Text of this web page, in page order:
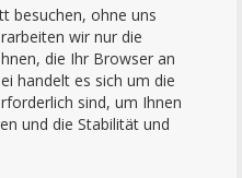
besuchen, ohne uns
wir nur die
die Ihr Browser an
handelt es sich um die
sind, um Ihnen
und die Stabilität und